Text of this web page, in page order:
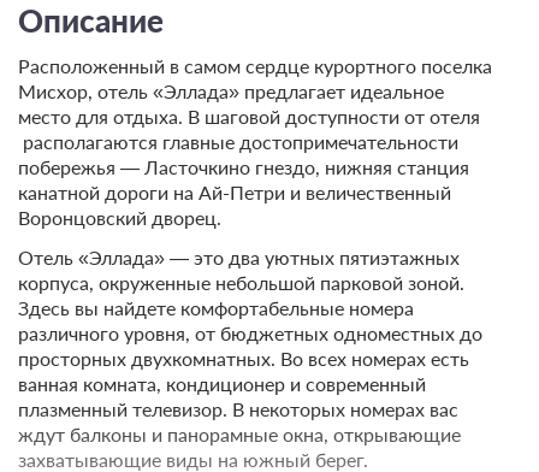
Описание
Расположенный в самом сердце курортного поселка
Мисхор, отель «Эллада» предлагает идеальное
место для отдыха. В шаговой доступности от отеля
располагаются главные достопримечательности
побережья — Ласточкино гнездо, нижняя станция
канатной дороги на Ай-Петри и величественный
Воронцовский дворец.
Отель «Эллада» — это два уютных пятиэтажных
корпуса, окруженные небольшой парковой зоной.
Здесь вы найдете комфортабельные номера
различного уровня, от бюджетных одноместных до
просторных двухкомнатных. Во всех номерах есть
ванная комната, кондиционер и современный
плазменный телевизор. В некоторых номерах вас
ждут балконы и панорамные окна, открывающие
захватывающие виды на южный берег.